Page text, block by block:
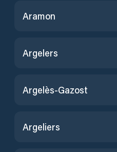
Aramon
Argelers
Argelès-Gazost
Argeliers